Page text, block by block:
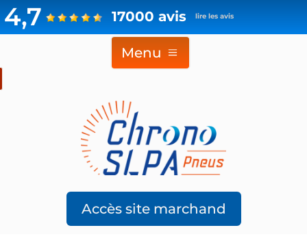
4,7 17000 avis lire les avis
Accès site marchand
Menu